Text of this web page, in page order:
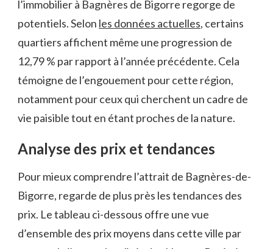
l’immobilier à Bagnères de Bigorre regorge de
potentiels. Selon les données actuelles, certains
quartiers affichent même une progression de
12,79 % par rapport à l’année précédente. Cela
témoigne de l’engouement pour cette région,
notamment pour ceux qui cherchent un cadre de
vie paisible tout en étant proches de la nature.
Analyse des prix et tendances
Pour mieux comprendre l’attrait de Bagnères-de-
Bigorre, regarde de plus près les tendances des
prix. Le tableau ci-dessous offre une vue
d’ensemble des prix moyens dans cette ville par